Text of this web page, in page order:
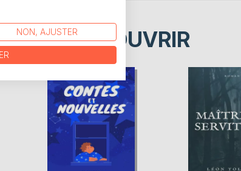
À DÉCOUVRIR
NON, AJUSTER